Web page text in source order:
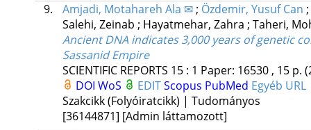
9.
Amjadi, Motahareh Ala ✉ ; Özdemir, Yusuf Can ;
Salehi, Zeinab ; Hayatmehar, Zahra ; Taheri,
Ancient DNA indicates 3,000 years of genetic
Sassanid Empire
SCIENTIFIC REPORTS 15: 1 Paper: 16530 , 15 p.
DOI WoS EDITScopus PubMed Egyéb URL
Szakcikk (Folyóiratcikk) | Tudományos
[36144871] [Admin láttamozott]